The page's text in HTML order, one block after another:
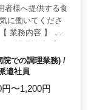
す。 ＜手厚い
当や制服支
年金などの福
代が活躍中の
者様へ提供する食
に働いてくださ
業務内容 】 ・
社会保険完備◎
ご応募お待ちし
院での調理業務) /
遣社員
〜1,200円